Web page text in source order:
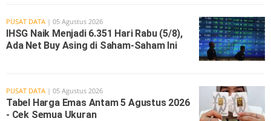
PUSAT DATA | 05 Agustus 2026
IHSG Naik Menjadi 6.351 Hari Rabu (5/8),
Ada Net Buy Asing di Saham-Saham Ini
PUSAT DATA | 05 Agustus 2026
Tabel Harga Emas Antam 5 Agustus 2026
- Cek Semua Ukuran